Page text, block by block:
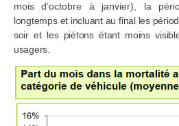
mois d’octobre à janvier), la
longtemps et incluant au final les
soir et les piétons étant moins
usagers.